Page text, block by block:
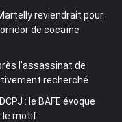
reviendrait pour
de cocaïne
l’assassinat de
recherché
: le BAFE évoque
le motif